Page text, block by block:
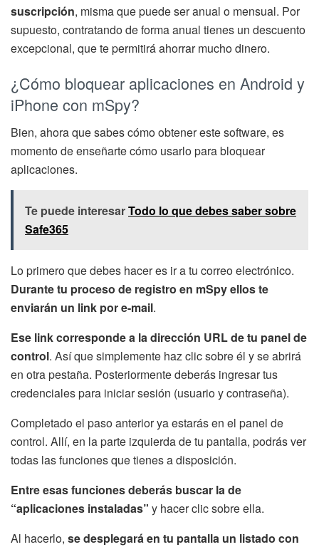
suscripción, misma que puede ser anual o mensual. Por
supuesto, contratando de forma anual tienes un descuento
excepcional, que te permitirá ahorrar mucho dinero.
¿Cómo bloquear aplicaciones en Android y
iPhone con mSpy?
Bien, ahora que sabes cómo obtener este software, es
momento de enseñarte cómo usarlo para bloquear
aplicaciones.
Te puede interesarTodo lo que debes saber sobre
Safe365
Lo primero que debes hacer es ir a tu correo electrónico.
Durante tu proceso de registro en mSpy ellos te
enviarán un link por e-mail.
Ese link corresponde a la dirección URL de tu panel de
control. Así que simplemente haz clic sobre él y se abrirá
en otra pestaña. Posteriormente deberás ingresar tus
credenciales para iniciar sesión (usuario y contraseña).
Completado el paso anterior ya estarás en el panel de
control. Allí, en la parte izquierda de tu pantalla, podrás ver
todas las funciones que tienes a disposición.
Entre esas funciones deberás buscar la de
“aplicaciones instaladas” y hacer clic sobre ella.
Al hacerlo, se desplegará en tu pantalla un listado con